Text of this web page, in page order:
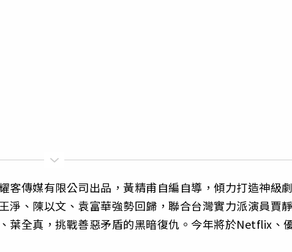
客傳媒有限公司出品，黃精甫自編自導，傾力打造神級劇
淨、陳以文、袁富華強勢回歸，聯合台灣實力派演員賈靜
葉全真，挑戰善惡矛盾的黑暗復仇。今年將於Netflix、